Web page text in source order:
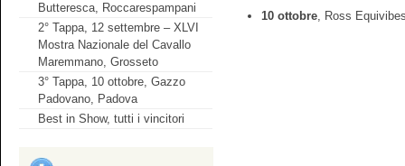
Butteresca, Roccarespampani
2° Tappa, 12 settembre – XLVI
Mostra Nazionale del Cavallo
Maremmano, Grosseto
3° Tappa, 10 ottobre, Gazzo
Padovano, Padova
Best in Show, tutti i vincitori
10 ottobre, Ross